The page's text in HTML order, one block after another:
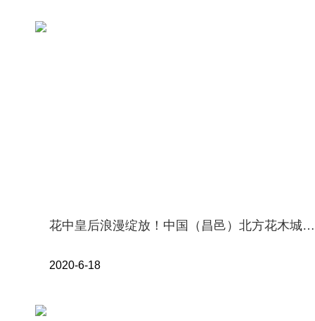
花中皇后浪漫绽放！中国（昌邑）北方花木城满园月季邀您共赏
2020-6-18